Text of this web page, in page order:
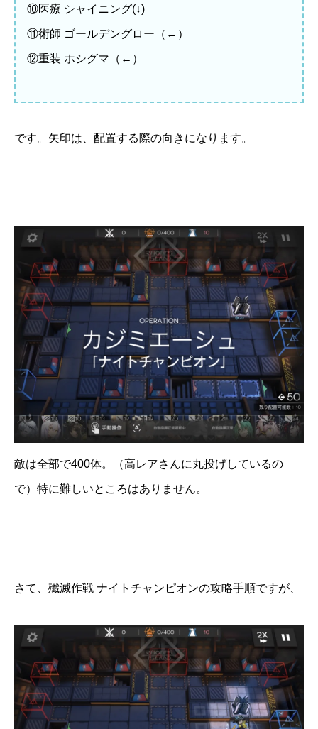
⑩医療 シャイニング(↓)
⑪術師 ゴールデングロー（←）
⑫重装 ホシグマ（←）
です。矢印は、配置する際の向きになります。
敵は全部で400体。（高レアさんに丸投げしているの
で）特に難しいところはありません。
さて、殲滅作戦 ナイトチャンピオンの攻略手順ですが、